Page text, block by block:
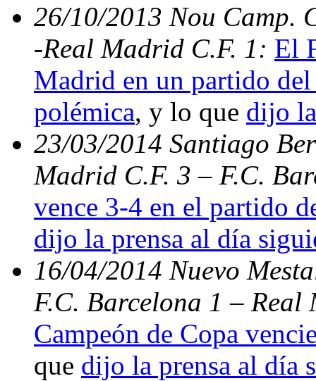
26/10/2013 Nou Camp.
-Real Madrid C.F. 1: El
Madrid en un partido
polémica, y lo que dijo
23/03/2014 Santiago
Madrid C.F. 3 – F.C.
vence 3-4 en el partido
dijo la prensa al día
16/04/2014 Nuevo
F.C. Barcelona 1 –
Campeón de Copa
que dijo la prensa al día